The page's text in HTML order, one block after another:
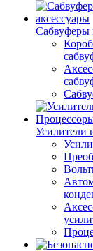
Сабвуферы
Усилители